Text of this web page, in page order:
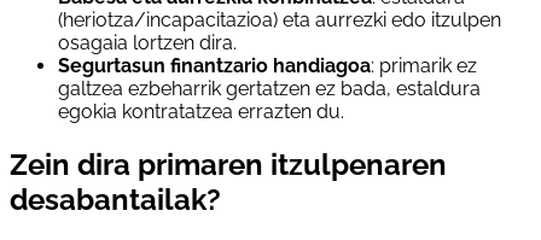
(heriotza/incapacitazioa) eta aurrezki edo itzulpen
osagaia lortzen dira.
Segurtasun finantzario handiagoa: primarik ez
galtzea ezbeharrik gertatzen ez bada, estaldura
egokia kontratatzea errazten du.
Zein dira primaren itzulpenaren
desabantailak?